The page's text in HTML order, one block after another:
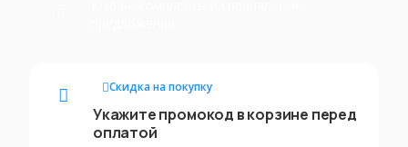
Скидка на покупку
Укажите промокод в корзине перед
оплатой